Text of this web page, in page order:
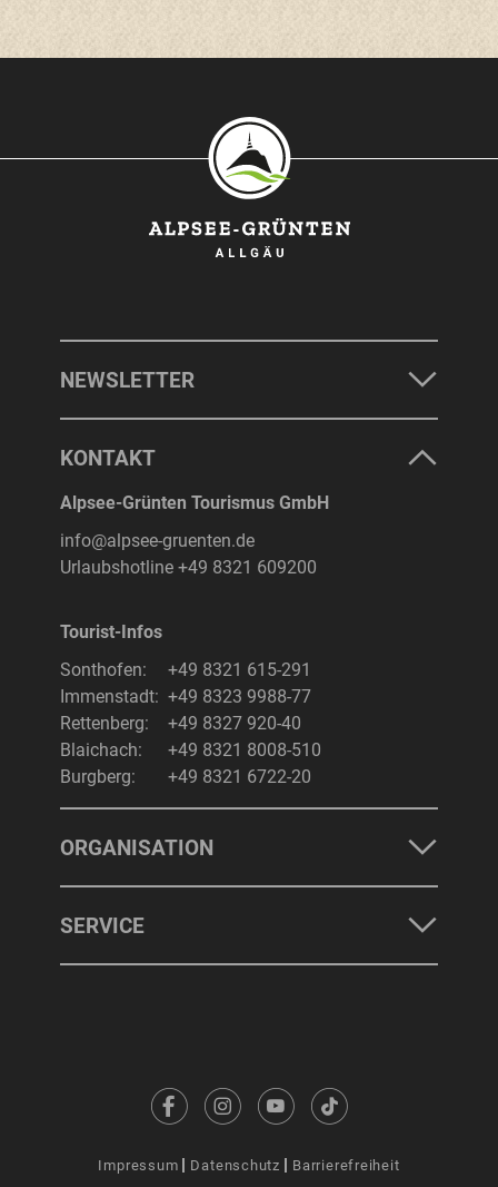
NEWSLETTER
KONTAKT
Alpsee-Grünten Tourismus GmbH
info@alpsee-gruenten.de
Urlaubshotline +49 8321 609200
Tourist-Infos
Sonthofen:
+49 8321 615-291
Immenstadt: +49 8323 9988-77
Rettenberg:
+49 8327 920-40
Blaichach:
+49 8321 8008-510
Burgberg:
+49 8321 6722-20
ORGANISATION
SERVICE
Impressum Datenschutz Barrierefreiheit